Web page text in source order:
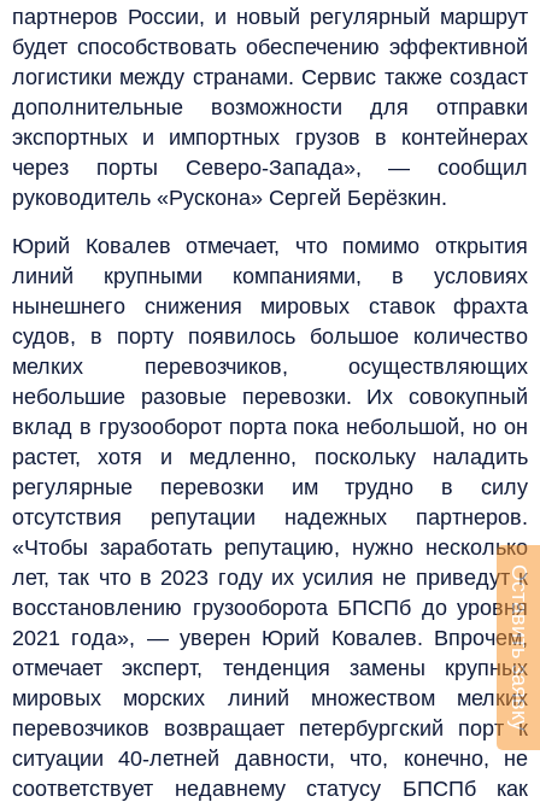
партнеров России, и новый регулярный маршрут
будет способствовать обеспечению эффективной
логистики между странами. Сервис также создаст
дополнительные возможности для отправки
экспортных и импортных грузов в контейнерах
через порты Северо-Запада», — сообщил
руководитель «Рускона» Сергей Берёзкин.
Юрий Ковалев отмечает, что помимо открытия
линий крупными компаниями, в условиях
нынешнего снижения мировых ставок фрахта
судов, в порту появилось большое количество
мелких перевозчиков, осуществляющих
небольшие разовые перевозки. Их совокупный
вклад в грузооборот порта пока небольшой, но он
растет, хотя и медленно, поскольку наладить
регулярные перевозки им трудно в силу
отсутствия репутации надежных партнеров.
«Чтобы заработать репутацию, нужно несколько
лет, так что в 2023 году их усилия не приведут к
восстановлению грузооборота БПСПб до уровня
2021 года», — уверен Юрий Ковалев. Впрочем,
отмечает эксперт, тенденция замены крупных
мировых морских линий множеством мелких
перевозчиков возвращает петербургский порт к
ситуации 40-летней давности, что, конечно, не
соответствует недавнему статусу БПСПб как
Оставить заявку